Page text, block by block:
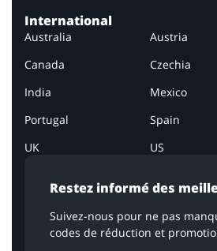
Restez informé des
Suivez-nous pour ne pas
codes de réduction et
International
Australia Austria
Canada
Czechia
India
Mexico
Portugal
Spain
UK
US